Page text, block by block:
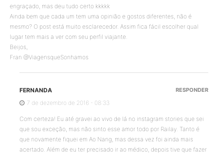
engraçado, mas deu tudo certo kkkkk
Ainda bem que cada um tem uma opinião e gostos diferentes, não é
mesmo? O post está muito esclarecedor. Assim fica fácil escolher qual
lugar tem mais a ver com seu perfil viajante.
Beijos,
Fran @ViagensqueSonhamos
FERNANDA
7 de dezembro de 2016 - 08:33
Com certeza! Eu até gravei ao vivo de lá no instagram stories que sei
que sou exceção, mas não sinto esse amor todo por Railay. Tanto é
que novamente fiquei em Ao Nang, mas dessa vez foi ainda mais
acertado. Além de eu ter precisado ir ao médico, depois tive que fazer
RESPONDER